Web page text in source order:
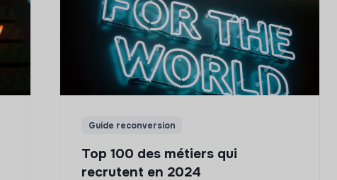
Guide reconversion
Top 100 des métiers qui
recrutent en 2024